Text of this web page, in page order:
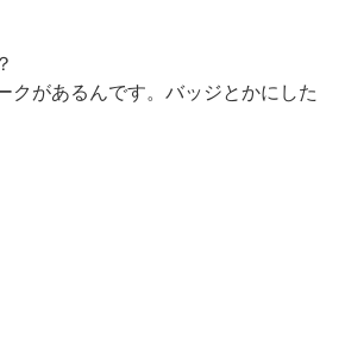
クがあるんです。バッジとかにした